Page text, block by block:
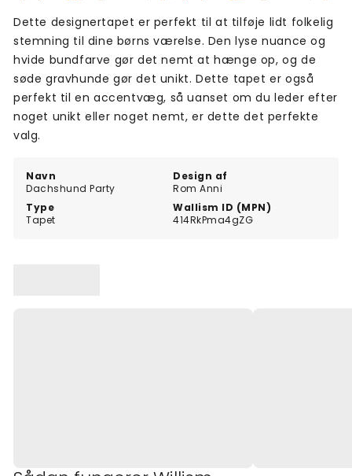
Navn
Dachshund Party
Design af
Rom Anni
Type
Tapet
Wallism ID (MPN)
414RkPma4gZG
Dette designertapet er perfekt til at tilføje lidt folkelig
stemning til dine børns værelse. Den lyse nuance og
hvide bundfarve gør det nemt at hænge op, og de
søde gravhunde gør det unikt. Dette tapet er også
perfekt til en accentvæg, så uanset om du leder efter
noget unikt eller noget nemt, er dette det perfekte
valg.